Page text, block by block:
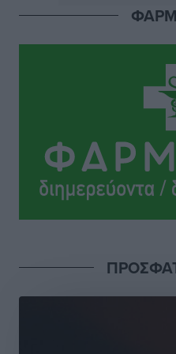
Πού κινούνται οι
Ειδήσεις• πριν 8 ώρες
Οδηγός στη Ρόδο τράκαρε
παρέσυρε 72χρονο και
πριν 8 ώρες
Το νέο Ειδικό Χωροταξικό
ξανασχεδιάζει τον
Υγείας πρέπει να φτάνει